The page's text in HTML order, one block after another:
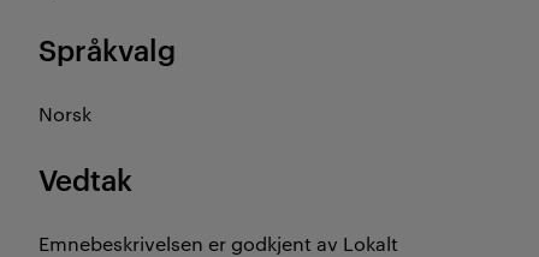
Språkvalg
Norsk
Vedtak
Emnebeskrivelsen er godkjent av Lokalt